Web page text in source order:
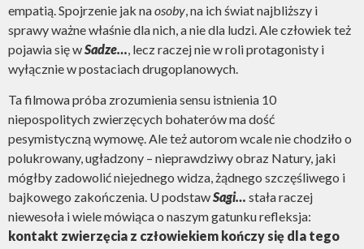
empatią. Spojrzenie jak naosoby, na ich świat najbliższy i
sprawy ważne właśnie dla nich, a nie dla ludzi. Ale człowiek też
pojawia się wSadze…, lecz raczej nie w roli protagonisty i
wyłącznie w postaciach drugoplanowych.
Ta filmowa próba zrozumienia sensu istnienia 10
niepospolitych zwierzęcych bohaterów ma dość
pesymistyczną wymowę. Ale też autorom wcale nie chodziło o
polukrowany, ugładzony – nieprawdziwy obraz Natury, jaki
mógłby zadowolić niejednego widza, żądnego szczęśliwego i
bajkowego zakończenia. U podstawSagi… stała raczej
niewesoła i wiele mówiąca o naszym gatunku refleksja:
kontakt zwierzęcia z człowiekiem kończy się dla tego